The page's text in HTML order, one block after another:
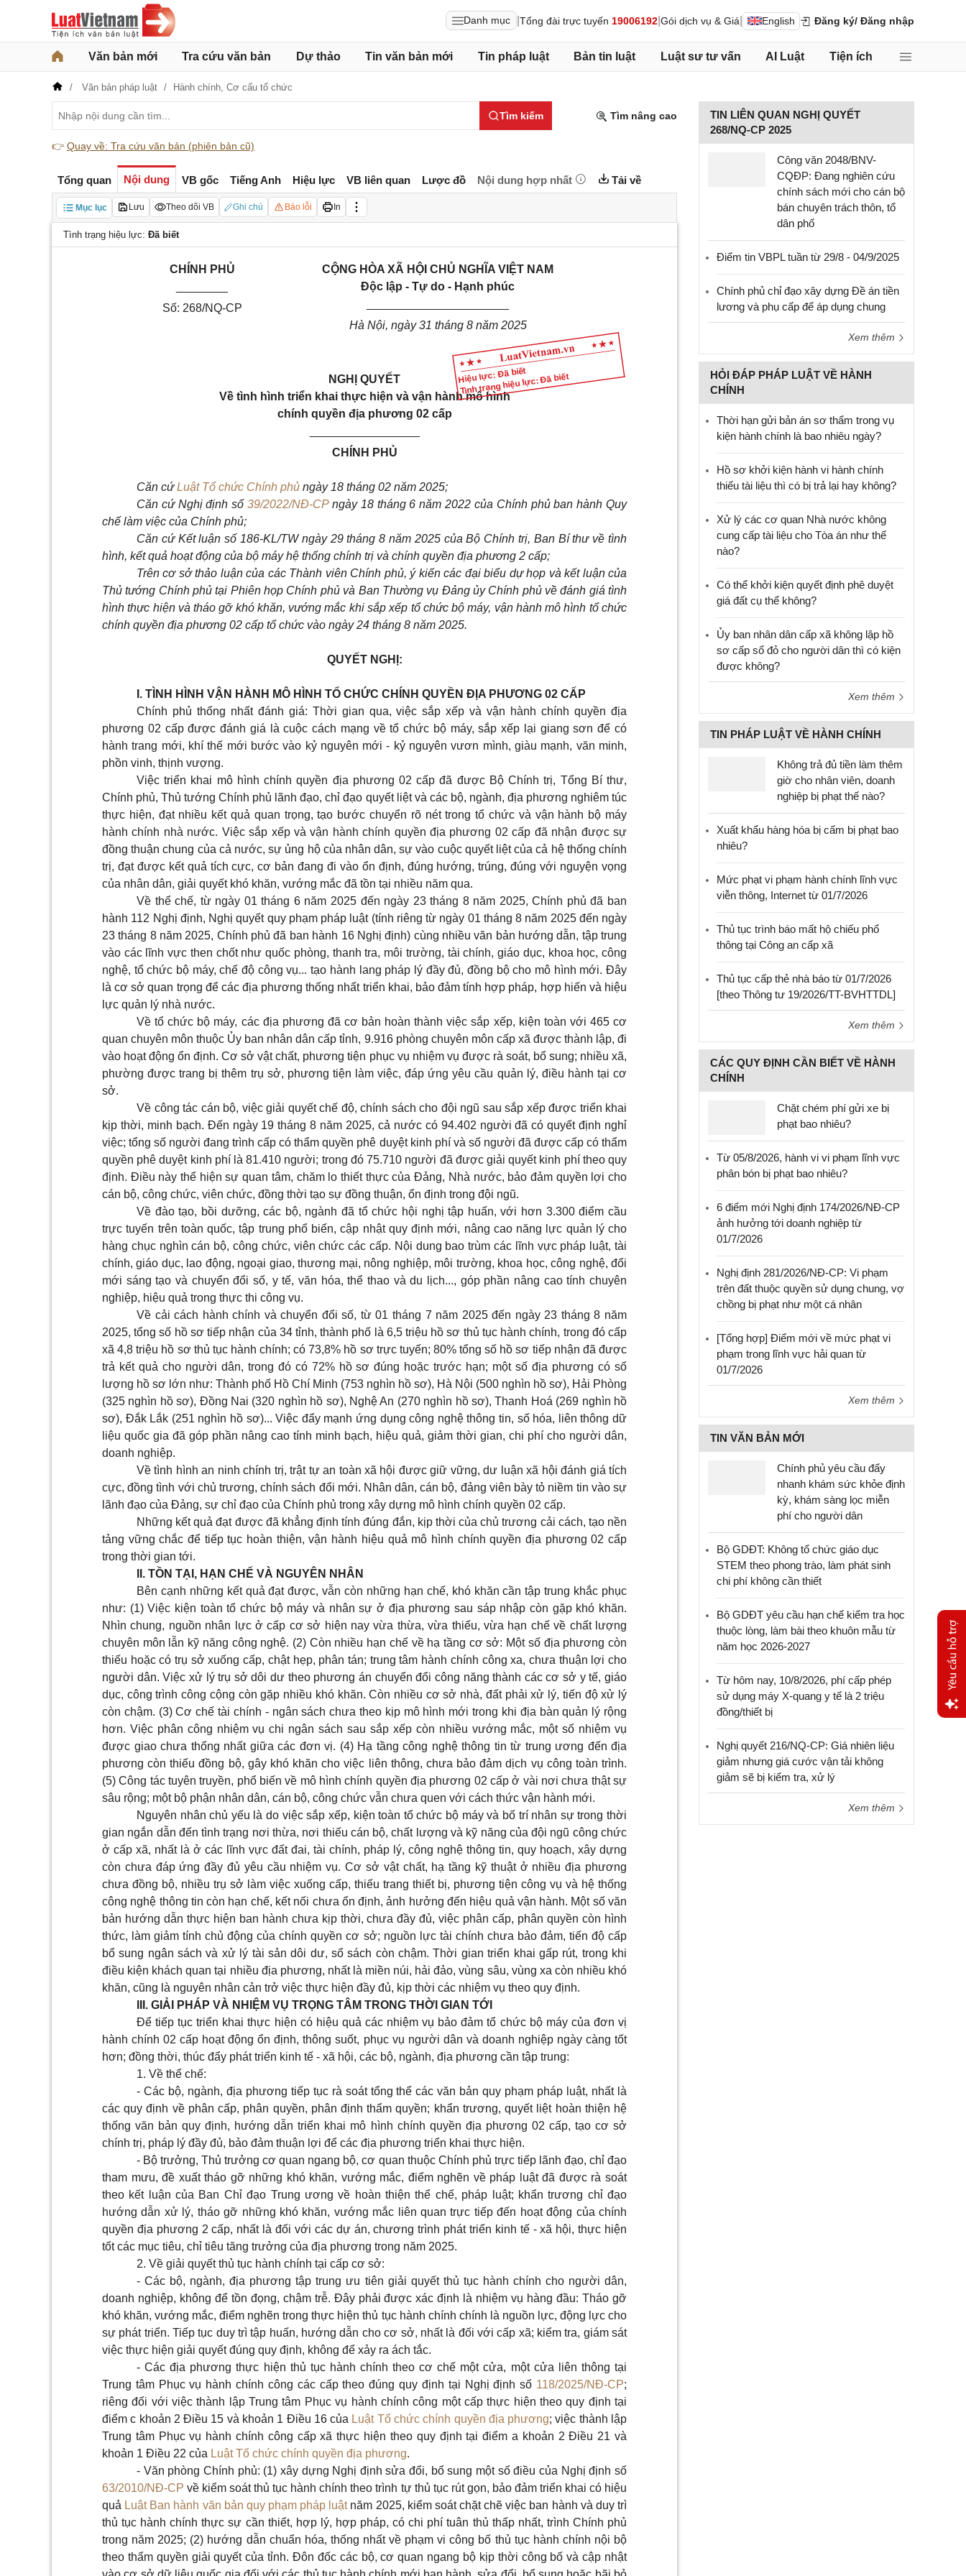
Danh mục Tổng đài trực tuyến 19006192 Gói dịch vụ & Giá English Đăng ký/ Đăng nhập
Văn bản mới Tra cứu văn bản Dự thảo Tin văn bản mới Tin pháp luật Bản tin luật Luật sư tư vấn AI Luật Tiện ích
Văn bản pháp luật Hành chính, Cơ cấu tổ chức
Tìm kiếm Tìm nâng cao
👉 Quay về: Tra cứu văn bản (phiên bản cũ)
Tổng quan Nội dung VB gốc Tiếng Anh Hiệu lực VB liên quan Lược đồ Nội dung hợp nhất Tải về
Mục lục Lưu Theo dõi VB Ghi chú Báo lỗi In
Tình trạng hiệu lực: Đã biết
Hiệu lực: Đã biết
Tình trạng hiệu lực: Đã biết
CHÍNH PHỦ
Số: 268/NQ-CP
CỘNG HÒA XÃ HỘI CHỦ NGHĨA VIỆT NAM
Độc lập - Tự do - Hạnh phúc
Hà Nội, ngày 31 tháng 8 năm 2025
NGHỊ QUYẾT
Về tình hình triển khai thực hiện và vận hành mô hình
chính quyền địa phương 02 cấp
CHÍNH PHỦ
Căn cứLuật Tổ chức Chính phủ ngày 18 tháng 02 năm 2025;
Căn cứ Nghị định số39/2022/NĐ-CPngày 18 tháng 6 năm 2022 của Chính phủ ban hành Quy
chế làm việc của Chính phủ;
Căn cứ Kết luận số 186-KL/TW ngày 29 tháng 8 năm 2025 của Bộ Chính trị, Ban Bí thư về tình
hình, kết quả hoạt động của bộ máy hệ thống chính trị và chính quyền địa phương 2 cấp;
Trên cơ sở thảo luận của các Thành viên Chính phủ, ý kiến các đại biểu dự họp và kết luận của
Thủ tướng Chính phủ tại Phiên họp Chính phủ và Ban Thường vụ Đảng ủy Chính phủ về đánh giá tình
hình thực hiện và tháo gỡ khó khăn, vướng mắc khi sắp xếp tổ chức bộ máy, vận hành mô hình tổ chức
chính quyền địa phương 02 cấp tổ chức vào ngày 24 tháng 8 năm 2025.
QUYẾT NGHỊ:
I. TÌNH HÌNH VẬN HÀNH MÔ HÌNH TỔ CHỨC CHÍNH QUYỀN ĐỊA PHƯƠNG 02 CẤP
Chính phủ thống nhất đánh giá: Thời gian qua, việc sắp xếp và vận hành chính quyền địa
phương 02 cấp được đánh giá là cuộc cách mạng về tổ chức bộ máy, sắp xếp lại giang sơn để có
hành trang mới, khí thế mới bước vào kỷ nguyên mới - kỷ nguyên vươn mình, giàu mạnh, văn minh,
phồn vinh, thịnh vượng.
Việc triển khai mô hình chính quyền địa phương 02 cấp đã được Bộ Chính trị, Tổng Bí thư,
Chính phủ, Thủ tướng Chính phủ lãnh đạo, chỉ đạo quyết liệt và các bộ, ngành, địa phương nghiêm túc
thực hiện, đạt nhiều kết quả quan trọng, tạo bước chuyển rõ nét trong tổ chức và vận hành bộ máy
hành chính nhà nước. Việc sắp xếp và vận hành chính quyền địa phương 02 cấp đã nhận được sự
đồng thuận chung của cả nước, sự ủng hộ của nhân dân, sự vào cuộc quyết liệt của cả hệ thống chính
trị, đạt được kết quả tích cực, cơ bản đang đi vào ổn định, đúng hướng, trúng, đúng với nguyện vọng
của nhân dân, giải quyết khó khăn, vướng mắc đã tồn tại nhiều năm qua.
Về thể chế, từ ngày 01 tháng 6 năm 2025 đến ngày 23 tháng 8 năm 2025, Chính phủ đã ban
hành 112 Nghị định, Nghị quyết quy phạm pháp luật (tính riêng từ ngày 01 tháng 8 năm 2025 đến ngày
23 tháng 8 năm 2025, Chính phủ đã ban hành 16 Nghị định) cùng nhiều văn bản hướng dẫn, tập trung
vào các lĩnh vực then chốt như quốc phòng, thanh tra, môi trường, tài chính, giáo dục, khoa học, công
nghệ, tổ chức bộ máy, chế độ công vụ... tạo hành lang pháp lý đầy đủ, đồng bộ cho mô hình mới. Đây
là cơ sở quan trọng để các địa phương thống nhất triển khai, bảo đảm tính hợp pháp, hợp hiến và hiệu
lực quản lý nhà nước.
Về tổ chức bộ máy, các địa phương đã cơ bản hoàn thành việc sắp xếp, kiện toàn với 465 cơ
quan chuyên môn thuộc Ủy ban nhân dân cấp tỉnh, 9.916 phòng chuyên môn cấp xã được thành lập, đi
vào hoạt động ổn định. Cơ sở vật chất, phương tiện phục vụ nhiệm vụ được rà soát, bổ sung; nhiều xã,
phường được trang bị thêm trụ sở, phương tiện làm việc, đáp ứng yêu cầu quản lý, điều hành tại cơ
sở.
Về công tác cán bộ, việc giải quyết chế độ, chính sách cho đội ngũ sau sắp xếp được triển khai
kịp thời, minh bạch. Đến ngày 19 tháng 8 năm 2025, cả nước có 94.402 người đã có quyết định nghỉ
việc; tổng số người đang trình cấp có thẩm quyền phê duyệt kinh phí và số người đã được cấp có thẩm
quyền phê duyệt kinh phí là 81.410 người; trong đó 75.710 người đã được giải quyết kinh phí theo quy
định. Điều này thể hiện sự quan tâm, chăm lo thiết thực của Đảng, Nhà nước, bảo đảm quyền lợi cho
cán bộ, công chức, viên chức, đồng thời tạo sự đồng thuận, ổn định trong đội ngũ.
Về đào tạo, bồi dưỡng, các bộ, ngành đã tổ chức hội nghị tập huấn, với hơn 3.300 điểm cầu
trực tuyến trên toàn quốc, tập trung phổ biến, cập nhật quy định mới, nâng cao năng lực quản lý cho
hàng chục nghìn cán bộ, công chức, viên chức các cấp. Nội dung bao trùm các lĩnh vực pháp luật, tài
chính, giáo dục, lao động, ngoại giao, thương mại, nông nghiệp, môi trường, khoa học, công nghệ, đổi
mới sáng tạo và chuyển đổi số, y tế, văn hóa, thể thao và du lịch..., góp phần nâng cao tính chuyên
nghiệp, hiệu quả trong thực thi công vụ.
Về cải cách hành chính và chuyển đổi số, từ 01 tháng 7 năm 2025 đến ngày 23 tháng 8 năm
2025, tổng số hồ sơ tiếp nhận của 34 tỉnh, thành phố là 6,5 triệu hồ sơ thủ tục hành chính, trong đó cấp
xã 4,8 triệu hồ sơ thủ tục hành chính; có 73,8% hồ sơ trực tuyến; 80% tổng số hồ sơ tiếp nhận đã được
trả kết quả cho người dân, trong đó có 72% hồ sơ đúng hoặc trước hạn; một số địa phương có số
lượng hồ sơ lớn như: Thành phố Hồ Chí Minh (753 nghìn hồ sơ), Hà Nội (500 nghìn hồ sơ), Hải Phòng
(325 nghìn hồ sơ), Đồng Nai (320 nghìn hồ sơ), Nghệ An (270 nghìn hồ sơ), Thanh Hoá (269 nghìn hồ
sơ), Đắk Lắk (251 nghìn hồ sơ)... Việc đẩy mạnh ứng dụng công nghệ thông tin, số hóa, liên thông dữ
liệu quốc gia đã góp phần nâng cao tính minh bạch, hiệu quả, giảm thời gian, chi phí cho người dân,
doanh nghiệp.
Về tình hình an ninh chính trị, trật tự an toàn xã hội được giữ vững, dư luận xã hội đánh giá tích
cực, đồng tình với chủ trương, chính sách đổi mới. Nhân dân, cán bộ, đảng viên bày tỏ niềm tin vào sự
lãnh đạo của Đảng, sự chỉ đạo của Chính phủ trong xây dựng mô hình chính quyền 02 cấp.
Những kết quả đạt được đã khẳng định tính đúng đắn, kịp thời của chủ trương cải cách, tạo nền
tảng vững chắc để tiếp tục hoàn thiện, vận hành hiệu quả mô hình chính quyền địa phương 02 cấp
trong thời gian tới.
II. TỒN TẠI, HẠN CHẾ VÀ NGUYÊN NHÂN
Bên cạnh những kết quả đạt được, vẫn còn những hạn chế, khó khăn cần tập trung khắc phục
như: (1) Việc kiện toàn tổ chức bộ máy và nhân sự ở địa phương sau sáp nhập còn gặp khó khăn.
Nhìn chung, nguồn nhân lực ở cấp cơ sở hiện nay vừa thừa, vừa thiếu, vừa hạn chế về chất lượng
chuyên môn lẫn kỹ năng công nghệ. (2) Còn nhiều hạn chế về hạ tầng cơ sở: Một số địa phương còn
thiếu hoặc có trụ sở xuống cấp, chật hẹp, phân tán; trung tâm hành chính công xa, chưa thuận lợi cho
người dân. Việc xử lý trụ sở dôi dư theo phương án chuyển đổi công năng thành các cơ sở y tế, giáo
dục, công trình công cộng còn gặp nhiều khó khăn. Còn nhiều cơ sở nhà, đất phải xử lý, tiến độ xử lý
còn chậm. (3) Cơ chế tài chính - ngân sách chưa theo kịp mô hình mới trong khi địa bàn quản lý rộng
hơn. Việc phân công nhiệm vụ chi ngân sách sau sắp xếp còn nhiều vướng mắc, một số nhiệm vụ
được giao chưa thống nhất giữa các đơn vị. (4) Hạ tầng công nghệ thông tin từ trung ương đến địa
phương còn thiếu đồng bộ, gây khó khăn cho việc liên thông, chưa bảo đảm dịch vụ công toàn trình.
(5) Công tác tuyên truyền, phổ biến về mô hình chính quyền địa phương 02 cấp ở vài nơi chưa thật sự
sâu rộng; một bộ phận nhân dân, cán bộ, công chức vẫn chưa quen với cách thức vận hành mới.
Nguyên nhân chủ yếu là do việc sắp xếp, kiện toàn tổ chức bộ máy và bố trí nhân sự trong thời
gian ngắn dẫn đến tình trạng nơi thừa, nơi thiếu cán bộ, chất lượng và kỹ năng của đội ngũ công chức
ở cấp xã, nhất là ở các lĩnh vực đất đai, tài chính, pháp lý, công nghệ thông tin, quy hoạch, xây dựng
còn chưa đáp ứng đầy đủ yêu cầu nhiệm vụ. Cơ sở vật chất, hạ tầng kỹ thuật ở nhiều địa phương
chưa đồng bộ, nhiều trụ sở làm việc xuống cấp, thiếu trang thiết bị, phương tiện công vụ và hệ thống
công nghệ thông tin còn hạn chế, kết nối chưa ổn định, ảnh hưởng đến hiệu quả vận hành. Một số văn
bản hướng dẫn thực hiện ban hành chưa kịp thời, chưa đầy đủ, việc phân cấp, phân quyền còn hình
thức, làm giảm tính chủ động của chính quyền cơ sở; nguồn lực tài chính chưa bảo đảm, tiến độ cấp
bổ sung ngân sách và xử lý tài sản dôi dư, sổ sách còn chậm. Thời gian triển khai gấp rút, trong khi
điều kiện khách quan tại nhiều địa phương, nhất là miền núi, hải đảo, vùng sâu, vùng xa còn nhiều khó
khăn, cũng là nguyên nhân cản trở việc thực hiện đầy đủ, kịp thời các nhiệm vụ theo quy định.
III. GIẢI PHÁP VÀ NHIỆM VỤ TRỌNG TÂM TRONG THỜI GIAN TỚI
Để tiếp tục triển khai thực hiện có hiệu quả các nhiệm vụ bảo đảm tổ chức bộ máy của đơn vị
hành chính 02 cấp hoạt động ổn định, thông suốt, phục vụ người dân và doanh nghiệp ngày càng tốt
hơn; đồng thời, thúc đẩy phát triển kinh tế - xã hội, các bộ, ngành, địa phương cần tập trung:
1. Về thể chế:
- Các bộ, ngành, địa phương tiếp tục rà soát tổng thể các văn bản quy phạm pháp luật, nhất là
các quy định về phân cấp, phân quyền, phân định thẩm quyền; khẩn trương, quyết liệt hoàn thiện hệ
thống văn bản quy định, hướng dẫn triển khai mô hình chính quyền địa phương 02 cấp, tạo cơ sở
chính trị, pháp lý đầy đủ, bảo đảm thuận lợi để các địa phương triển khai thực hiện.
- Bộ trưởng, Thủ trưởng cơ quan ngang bộ, cơ quan thuộc Chính phủ trực tiếp lãnh đạo, chỉ đạo
tham mưu, đề xuất tháo gỡ những khó khăn, vướng mắc, điểm nghẽn về pháp luật đã được rà soát
theo kết luận của Ban Chỉ đạo Trung ương về hoàn thiện thể chế, pháp luật; khẩn trương chỉ đạo
hướng dẫn xử lý, tháo gỡ những khó khăn, vướng mắc liên quan trực tiếp đến hoạt động của chính
quyền địa phương 2 cấp, nhất là đối với các dự án, chương trình phát triển kinh tế - xã hội, thực hiện
tốt các mục tiêu, chỉ tiêu tăng trưởng của địa phương trong năm 2025.
2. Về giải quyết thủ tục hành chính tại cấp cơ sở:
- Các bộ, ngành, địa phương tập trung ưu tiên giải quyết thủ tục hành chính cho người dân,
doanh nghiệp, không để tồn đọng, chậm trễ. Đây phải được xác định là nhiệm vụ hàng đầu: Tháo gỡ
khó khăn, vướng mắc, điểm nghẽn trong thực hiện thủ tục hành chính chính là nguồn lực, động lực cho
sự phát triển. Tiếp tục duy trì tập huấn, hướng dẫn cho cơ sở, nhất là đối với cấp xã; kiểm tra, giám sát
việc thực hiện giải quyết đúng quy định, không để xảy ra ách tắc.
- Các địa phương thực hiện thủ tục hành chính theo cơ chế một cửa, một cửa liên thông tại
Trung tâm Phục vụ hành chính công các cấp theo đúng quy định tại Nghị định số 118/2025/NĐ-CP;
riêng đối với việc thành lập Trung tâm Phục vụ hành chính công một cấp thực hiện theo quy định tại
điểm c khoản 2 Điều 15 và khoản 1 Điều 16 của Luật Tổ chức chính quyền địa phương; việc thành lập
Trung tâm Phục vụ hành chính công cấp xã thực hiện theo quy định tạiđiểm a khoản 2 Điều 21 và
khoản 1 Điều 22 của Luật Tổ chức chính quyền địa phương.
- Văn phòng Chính phủ: (1) xây dựng Nghị định sửa đổi, bổ sung một số điều của Nghị định số
63/2010/NĐ-CP về kiểm soát thủ tục hành chính theo trình tự thủ tục rút gọn, bảo đảm triển khai có hiệu
quả Luật Ban hành văn bản quy phạm pháp luậtnăm 2025, kiểm soát chặt chẽ việc ban hành và duy trì
thủ tục hành chính thực sự cần thiết, hợp lý, hợp pháp, có chi phí tuân thủ thấp nhất, trình Chính phủ
trong năm 2025; (2) hướng dẫn chuẩn hóa, thống nhất về phạm vi công bố thủ tục hành chính nội bộ
theo thẩm quyền giải quyết của tỉnh. Đôn đốc các bộ, cơ quan ngang bộ kịp thời công bố và cập nhật
TIN LIÊN QUAN NGHỊ QUYẾT
268/NQ-CP 2025
Công văn 2048/BNV-
CQĐP: Đang nghiên cứu
chính sách mới cho cán bộ
bán chuyên trách thôn, tổ
dân phố
Điểm tin VBPL tuần từ 29/8 - 04/9/2025
Chính phủ chỉ đạo xây dựng Đề án tiền
lương và phụ cấp để áp dụng chung
Xem thêm
HỎI ĐÁP PHÁP LUẬT VỀ HÀNH
CHÍNH
Thời hạn gửi bản án sơ thẩm trong vụ
kiện hành chính là bao nhiêu ngày?
Hồ sơ khởi kiện hành vi hành chính
thiếu tài liệu thì có bị trả lại hay không?
Xử lý các cơ quan Nhà nước không
cung cấp tài liệu cho Tòa án như thế
nào?
Có thể khởi kiện quyết định phê duyệt
giá đất cụ thể không?
Ủy ban nhân dân cấp xã không lập hồ
sơ cấp sổ đỏ cho người dân thì có kiện
được không?
Xem thêm
TIN PHÁP LUẬT VỀ HÀNH CHÍNH
Không trả đủ tiền làm thêm
giờ cho nhân viên, doanh
nghiệp bị phạt thế nào?
Xuất khẩu hàng hóa bị cấm bị phạt bao
nhiêu?
Mức phạt vi phạm hành chính lĩnh vực
viễn thông, Internet từ 01/7/2026
Thủ tục trình báo mất hộ chiếu phổ
thông tại Công an cấp xã
Thủ tục cấp thẻ nhà báo từ 01/7/2026
[theo Thông tư 19/2026/TT-BVHTTDL]
Xem thêm
CÁC QUY ĐỊNH CẦN BIẾT VỀ HÀNH
CHÍNH
Chặt chém phí gửi xe bị
phạt bao nhiêu?
Từ 05/8/2026, hành vi vi phạm lĩnh vực
phân bón bị phạt bao nhiêu?
6 điểm mới Nghị định 174/2026/NĐ-CP
ảnh hưởng tới doanh nghiệp từ
01/7/2026
Nghị định 281/2026/NĐ-CP: Vi phạm
trên đất thuộc quyền sử dụng chung, vợ
chồng bị phạt như một cá nhân
[Tổng hợp] Điểm mới về mức phạt vi
phạm trong lĩnh vực hải quan từ
01/7/2026
Xem thêm
TIN VĂN BẢN MỚI
Chính phủ yêu cầu đẩy
nhanh khám sức khỏe định
kỳ, khám sàng lọc miễn
phí cho người dân
Bộ GDĐT: Không tổ chức giáo dục
STEM theo phong trào, làm phát sinh
chi phí không cần thiết
Bộ GDĐT yêu cầu hạn chế kiểm tra học
thuộc lòng, làm bài theo khuôn mẫu từ
năm học 2026-2027
Từ hôm nay, 10/8/2026, phí cấp phép
sử dụng máy X-quang y tế là 2 triệu
đồng/thiết bị
Nghị quyết 216/NQ-CP: Giá nhiên liệu
giảm nhưng giá cước vận tải không
giảm sẽ bị kiểm tra, xử lý
Xem thêm